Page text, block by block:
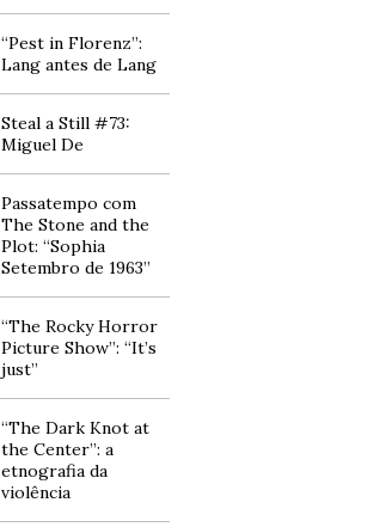
“Pest in Florenz”:
Lang antes de Lang
Steal a Still #73:
Miguel De
Passatempo com
The Stone and the
Plot: “Sophia
Setembro de 1963”
“The Rocky Horror
Picture Show”: “It’s
just”
“The Dark Knot at
the Center”: a
etnografia da
violência